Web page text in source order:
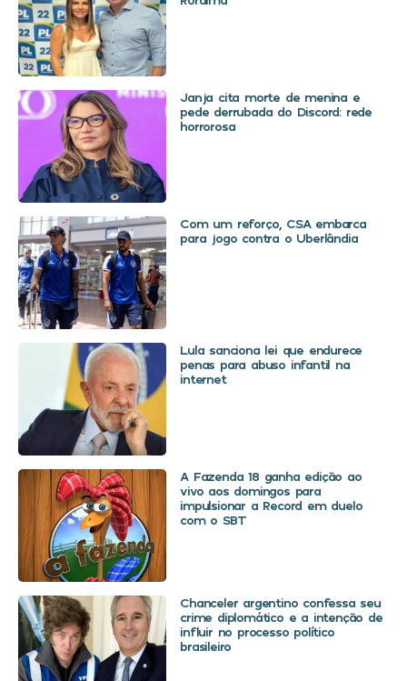
Janja cita morte de menina e
pede derrubada do Discord: rede
horrorosa
Com um reforço, CSA embarca
para jogo contra o Uberlândia
Lula sanciona lei que endurece
penas para abuso infantil na
internet
A Fazenda 18 ganha edição ao
vivo aos domingos para
impulsionar a Record em duelo
com o SBT
Chanceler argentino confessa seu
crime diplomático e a intenção de
influir no processo político
brasileiro